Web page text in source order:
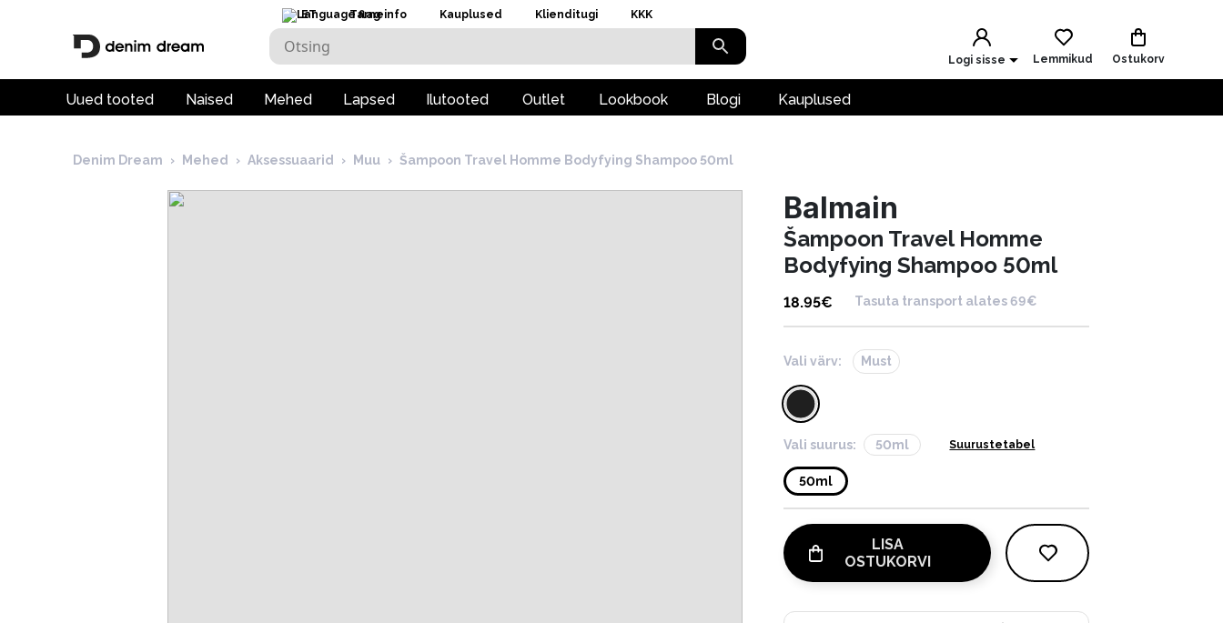
ET Tarneinfo Kauplused Klienditugi KKK
Logi sisse Lemmikud Ostukorv
Uued tooted Naised Mehed Lapsed Ilutooted Outlet Lookbook Blogi Kauplused
Denim Dream › Mehed › Aksessuaarid › Muu › Šampoon Travel Homme Bodyfying Shampoo 50ml
Balmain
Šampoon Travel Homme
Bodyfying Shampoo 50ml
18.95€ Tasuta transport alates 69€
Vali värv: Must
Vali suurus: 50ml Suurustetabel
50ml
LISA
OSTUKORVI